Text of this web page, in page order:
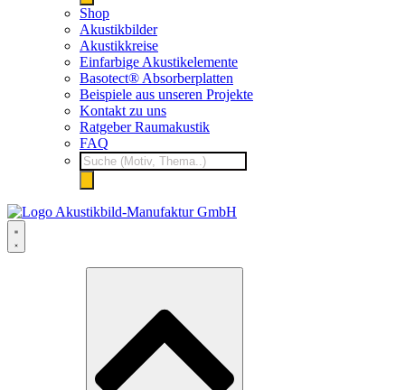
Shop
Akustikbilder
Akustikkreise
Einfarbige Akustikelemente
Basotect® Absorberplatten
Beispiele aus unseren Projekte
Kontakt zu uns
Ratgeber Raumakustik
FAQ
Products
search